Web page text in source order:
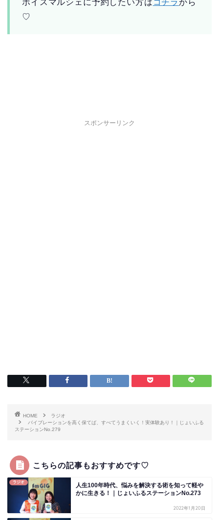
ボイスマルシェに予約したい方は コチラ から
♡
スポンサーリンク
HOME
ラジオ
バイブレーションを高く保てば、すべてうまくいく！実体験あり！｜じょいふる
ステーションNo.279
こちらの記事もおすすめです♡
ラジオ
人生100年時代、悩みを解決する術を知って軽や
かに生きる！｜じょいふるステーションNo.273
2022年1月20日